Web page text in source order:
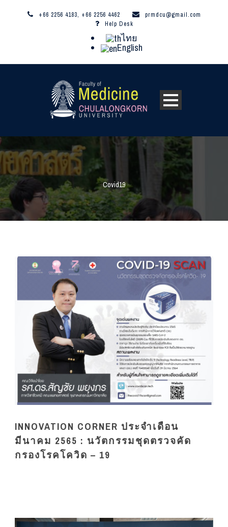
+66 2256 4183, +66 2256 4462
prmdcu@gmail.com
Help Desk
ไทย
English
Covid19
INNOVATION CORNER ประจำเดือน
มีนาคม 2565 : นวัตกรรมชุดตรวจคัด
กรองโรคโควิด – 19